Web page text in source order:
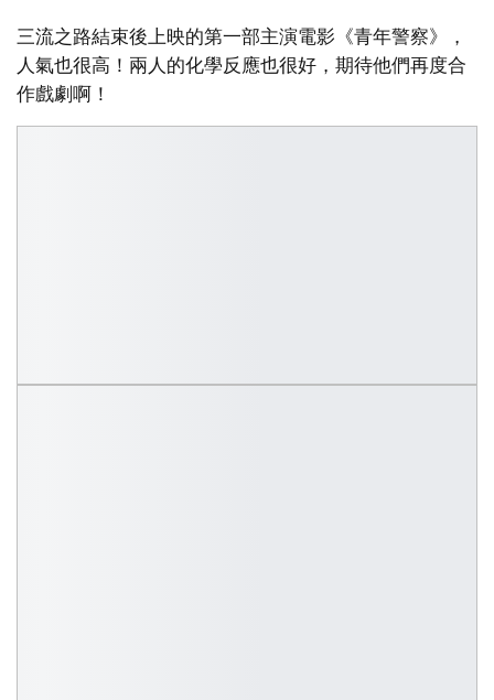
三流之路結束後上映的第一部主演電影《青年警察》，
人氣也很高！兩人的化學反應也很好，期待他們再度合
作戲劇啊！